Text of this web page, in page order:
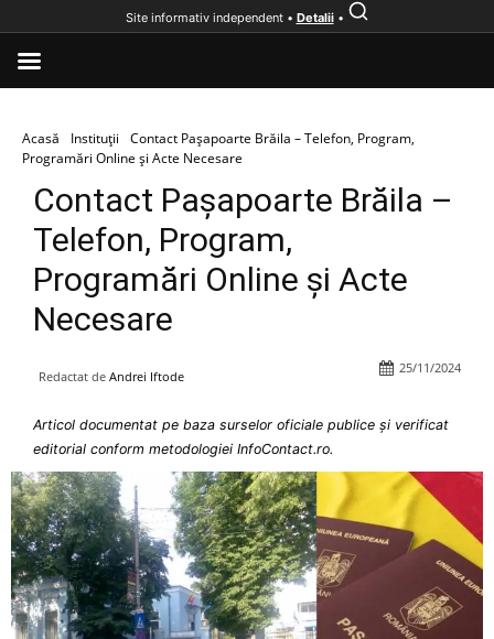
Acasă Instituții
Contact Pașapoarte Brăila – Telefon, Program,
Programări Online și Acte Necesare
Contact Pașapoarte Brăila –
Telefon, Program,
Programări Online și Acte
Necesare
Redactat de Andrei Iftode
25/11/2024
Articol documentat pe baza surselor oficiale publice și verificat
editorial conform metodologiei InfoContact.ro.
Site informativ independent • Detalii•